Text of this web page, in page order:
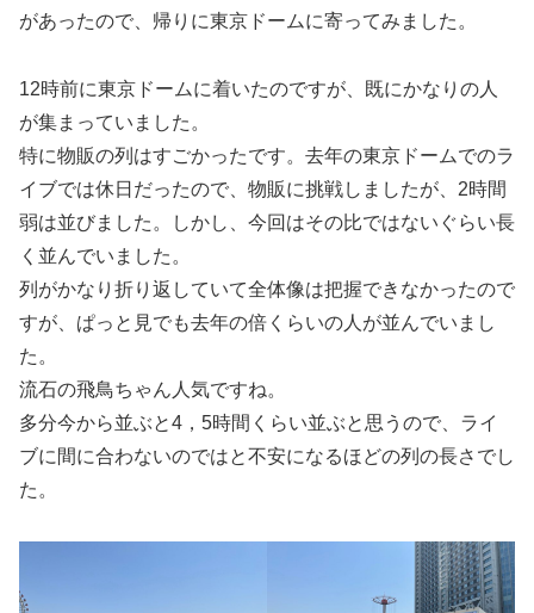
があったので、帰りに東京ドームに寄ってみました。
12時前に東京ドームに着いたのですが、既にかなりの人
が集まっていました。
特に物販の列はすごかったです。去年の東京ドームでのラ
イブでは休日だったので、物販に挑戦しましたが、2時間
弱は並びました。しかし、今回はその比ではないぐらい長
く並んでいました。
列がかなり折り返していて全体像は把握できなかったので
すが、ぱっと見でも去年の倍くらいの人が並んでいまし
た。
流石の飛鳥ちゃん人気ですね。
多分今から並ぶと4，5時間くらい並ぶと思うので、ライ
ブに間に合わないのではと不安になるほどの列の長さでし
た。